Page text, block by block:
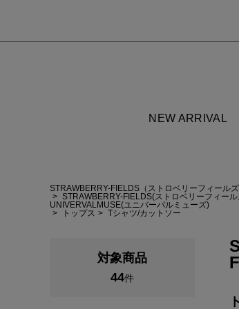
NEW ARRIVAL
STRAWBERRY-FIELDS（ストロベリーフィール
STRAWBERRY-FIELDS(ストロベリーフィー
UNIVERVALMUSE(ユニバーバルミューズ)
トップス
Tシャツ/カットソー
対象商品
44件